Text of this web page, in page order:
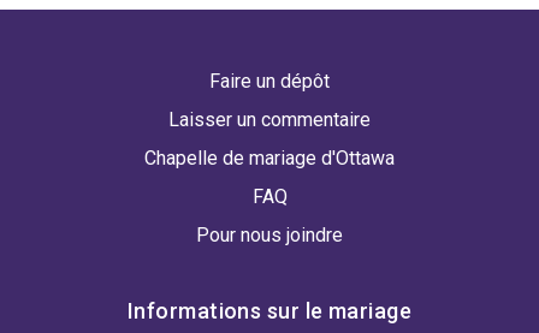
Faire un dépôt
Laisser un commentaire
Chapelle de mariage d'Ottawa
FAQ
Pour nous joindre
Informations sur le mariage